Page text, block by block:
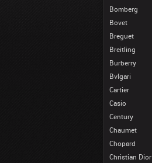
Bomberg
Bovet
Breguet
Breitling
Burberry
Bvlgari
Cartier
Casio
Century
Chaumet
Chopard
Christian Dior